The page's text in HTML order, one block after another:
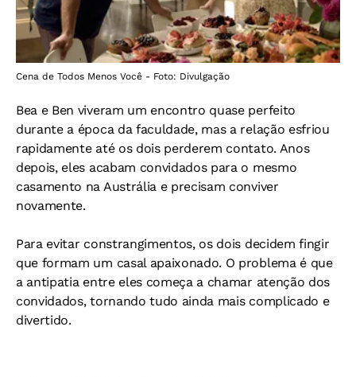
Cena de Todos Menos Você - Foto: Divulgação
Bea e Ben viveram um encontro quase perfeito
durante a época da faculdade, mas a relação esfriou
rapidamente até os dois perderem contato. Anos
depois, eles acabam convidados para o mesmo
casamento na Austrália e precisam conviver
novamente.
Para evitar constrangimentos, os dois decidem fingir
que formam um casal apaixonado. O problema é que
a antipatia entre eles começa a chamar atenção dos
convidados, tornando tudo ainda mais complicado e
divertido.